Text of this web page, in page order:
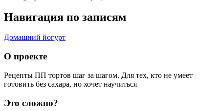
Навигация по записям
Домашний йогурт
О проекте
Рецепты ПП тортов шаг за шагом. Для тех, кто не умеет
готовить без сахара, но хочет научиться
Это сложно?